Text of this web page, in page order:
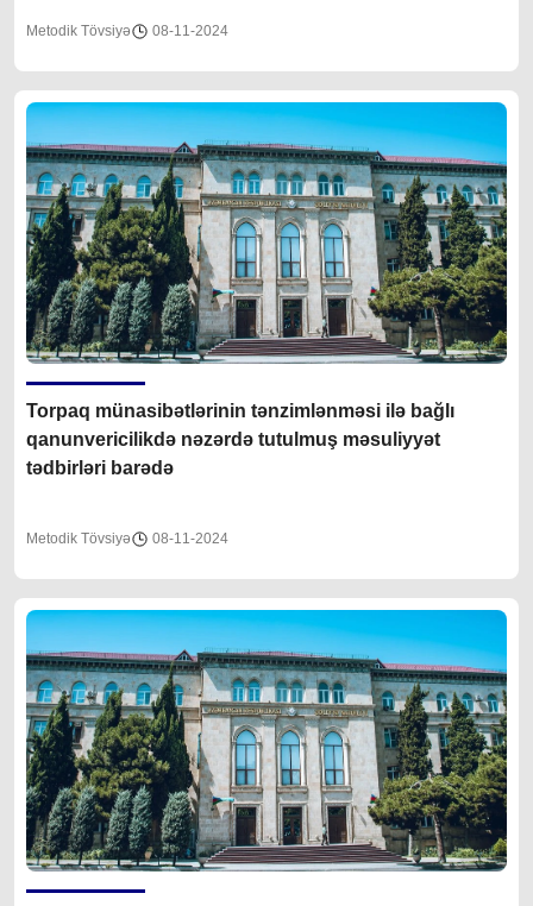
Metodik Tövsiyə 08-11-2024
Torpaq münasibətlərinin tənzimlənməsi ilə bağlı
qanunvericilikdə nəzərdə tutulmuş məsuliyyət
tədbirləri barədə
Metodik Tövsiyə 08-11-2024